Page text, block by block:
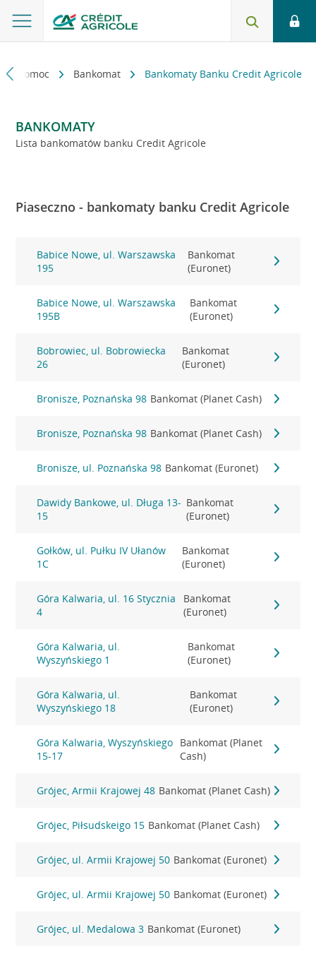
i pomoc Bankomat Bankomaty Banku Credit Agricole
BANKOMATY
Lista bankomatów banku Credit Agricole
Piaseczno - bankomaty banku Credit Agricole
Babice Nowe, ul. Warszawska
195
Bankomat
(Euronet)
Babice Nowe, ul. Warszawska
195B
Bankomat
(Euronet)
Bobrowiec, ul. Bobrowiecka
26
Bankomat
(Euronet)
Bronisze, Poznańska 98 Bankomat (Planet Cash)
Bronisze, Poznańska 98 Bankomat (Planet Cash)
Bronisze, ul. Poznańska 98 Bankomat (Euronet)
Dawidy Bankowe, ul. Długa 13-
15
Bankomat
(Euronet)
Gołków, ul. Pułku IV Ułanów
1C
Bankomat
(Euronet)
Góra Kalwaria, ul. 16 Stycznia
4
Bankomat
(Euronet)
Góra Kalwaria, ul.
Wyszyńskiego 1
Bankomat
(Euronet)
Góra Kalwaria, ul.
Wyszyńskiego 18
Bankomat
(Euronet)
Góra Kalwaria, Wyszyńskiego
15-17
Bankomat (Planet
Cash)
Grójec, Armii Krajowej 48 Bankomat (Planet Cash)
Grójec, Piłsudskeigo 15 Bankomat (Planet Cash)
Grójec, ul. Armii Krajowej 50 Bankomat (Euronet)
Grójec, ul. Armii Krajowej 50 Bankomat (Euronet)
Grójec, ul. Medalowa 3 Bankomat (Euronet)